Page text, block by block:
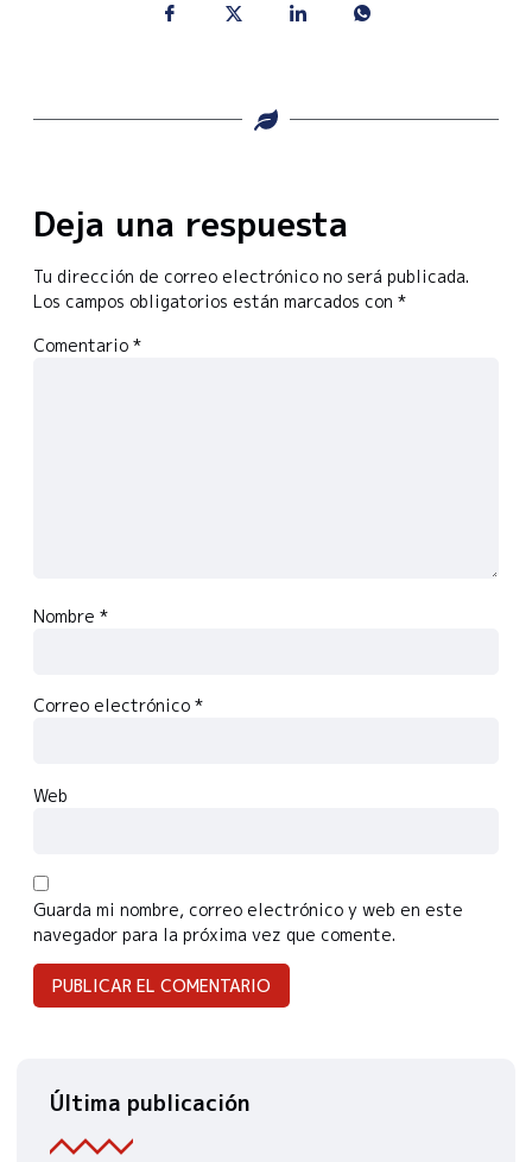
Deja una respuesta
Tu dirección de correo electrónico no será publicada.
Los campos obligatorios están marcados con *
Comentario *
Nombre *
Correo electrónico *
Web
Guarda mi nombre, correo electrónico y web en este
navegador para la próxima vez que comente.
Última publicación